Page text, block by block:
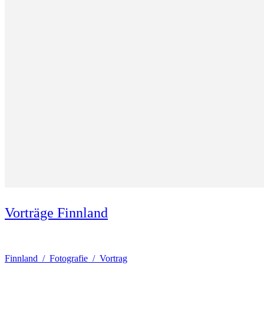
Vorträge Finnland
Finnland / Fotografie / Vortrag